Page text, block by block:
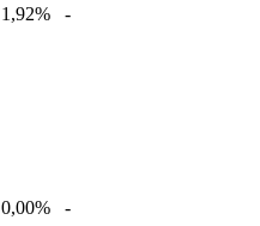
1,92% -
0,00% -